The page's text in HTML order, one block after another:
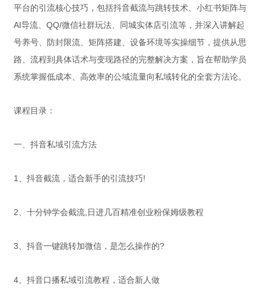
平台的引流核心技巧，包括抖音截流与跳转技术、小红书矩阵与
AI导流、QQ/微信社群玩法、同城实体店引流等，并深入讲解起
号养号、防封限流、矩阵搭建、设备环境等实操细节，提供从思
路、流程到具体话术与变现路径的完整解决方案，旨在帮助学员
系统掌握低成本、高效率的公域流量向私域转化的全套方法论。
课程目录：
一、抖音私域引流方法
1、抖音截流，适合新手的引流技巧!
2、十分钟学会截流,日进几百精准创业粉保姆级教程
3、抖音一键跳转加微信，是怎么操作的?
4、抖音口播私域引流教程，适合新人做